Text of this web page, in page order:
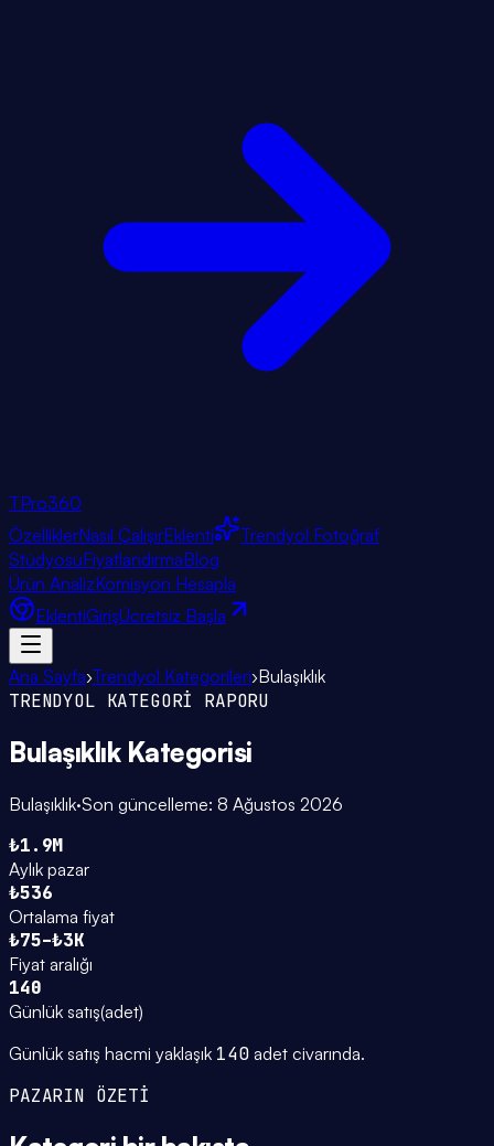
TPro360
ÖzelliklerNasıl ÇalışırEklenti
Trendyol Fotoğraf
StüdyosuFiyatlandırmaBlog
Ürün AnalizKomisyon Hesapla
EklentiGirişÜcretsiz Başla
Ana Sayfa›Trendyol Kategorileri›Bulaşıklık
TRENDYOL KATEGORİ RAPORU
Bulaşıklık Kategorisi
Bulaşıklık·Son güncelleme: 8 Ağustos 2026
₺1.9M
Aylık pazar
₺536
Ortalama fiyat
₺75–₺3K
Fiyat aralığı
140
Günlük satış(adet)
Günlük satış hacmi yaklaşık 140adet civarında.
PAZARIN ÖZETİ